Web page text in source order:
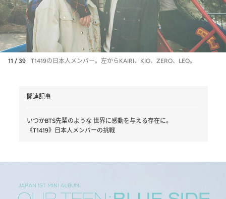
11 / 39 T1419の日本人メンバー。左からKAIRI、KIO、ZERO、LEO。
関連記事
いつかBTS先輩のような 世界に感動を与える存在に。
《T1419》日本人メンバーの挑戦